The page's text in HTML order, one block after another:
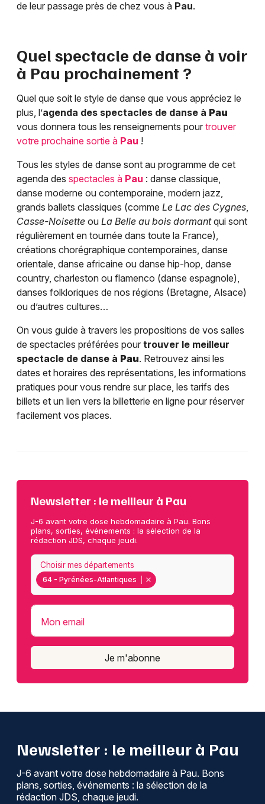
de leur passage près de chez vous à Pau.
Quel spectacle de danse à voir
à Pau prochainement ?
Quel que soit le style de danse que vous appréciez le
plus, l’agenda des spectacles de danse à Pau
vous donnera tous les renseignements pour trouver
votre prochaine sortie à Pau !
Tous les styles de danse sont au programme de cet
agenda des spectacles à Pau : danse classique,
danse moderne ou contemporaine, modern jazz,
grands ballets classiques (comme Le Lac des Cygnes,
Casse-Noisette ou La Belle au bois dormantqui sont
régulièrement en tournée dans toute la France),
créations chorégraphique contemporaines, danse
orientale, danse africaine ou danse hip-hop, danse
country, charleston ou flamenco (danse espagnole),
danses folkloriques de nos régions (Bretagne, Alsace)
ou d’autres cultures…
On vous guide à travers les propositions de vos salles
de spectacles préférées pour trouver le meilleur
spectacle de danse à Pau. Retrouvez ainsi les
dates et horaires des représentations, les informations
pratiques pour vous rendre sur place, les tarifs des
billets et un lien vers la billetterie en ligne pour réserver
facilement vos places.
Newsletter : le meilleur à Pau
J-6 avant votre dose hebdomadaire à Pau. Bons
plans, sorties, événements : la sélection de la
rédaction JDS, chaque jeudi.
64 - Pyrénées-Atlantiques
Choisir mes départements
Mon email
Je m'abonne
Newsletter : le meilleur à Pau
J-6 avant votre dose hebdomadaire à Pau. Bons
plans, sorties, événements : la sélection de la
rédaction JDS, chaque jeudi.